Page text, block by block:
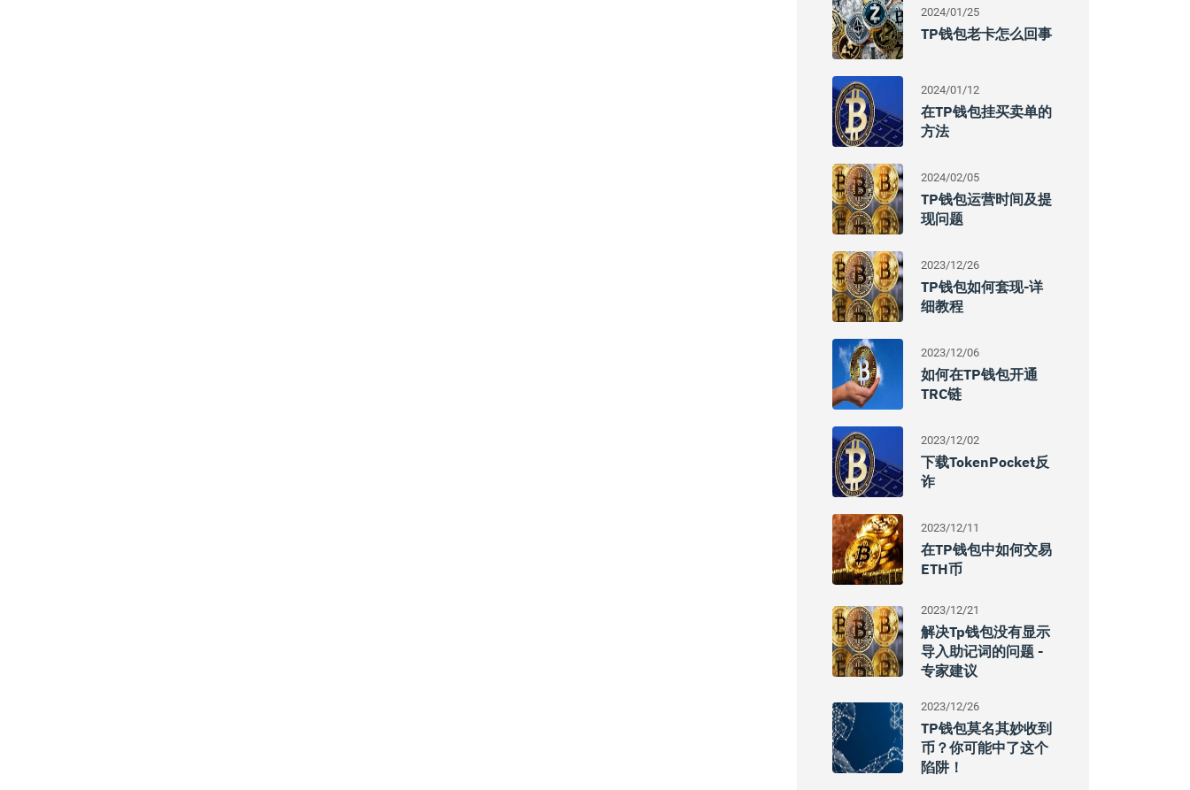
2024/01/25
TP钱包老卡怎么回事
2024/01/12
在TP钱包挂买卖单的
方法
2024/02/05
TP钱包运营时间及提
现问题
2023/12/26
TP钱包如何套现-详
细教程
2023/12/06
如何在TP钱包开通
TRC链
2023/12/02
下载TokenPocket反
诈
2023/12/11
在TP钱包中如何交易
ETH币
2023/12/21
解决tp钱包没有显示
导入助记词的问题 -
专家建议
2023/12/26
TP钱包莫名其妙收到
币？你可能中了这个
陷阱！